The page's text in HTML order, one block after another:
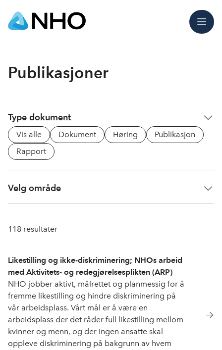
Meny
Publikasjoner
Type dokument
Vis alle Dokument Høring
Publikasjon
Rapport
Velg område
118 resultater
Likestilling og ikke-diskriminering; NHOs arbeid
med Aktivitets- og redegjørelsesplikten (ARP)
NHO jobber aktivt, målrettet og planmessig for å
fremme likestilling og hindre diskriminering på
vår arbeidsplass. Vårt mål er å være en
arbeidsplass der det råder full likestilling mellom
kvinner og menn, og der ingen ansatte skal
oppleve diskriminering på bakgrunn av hvem